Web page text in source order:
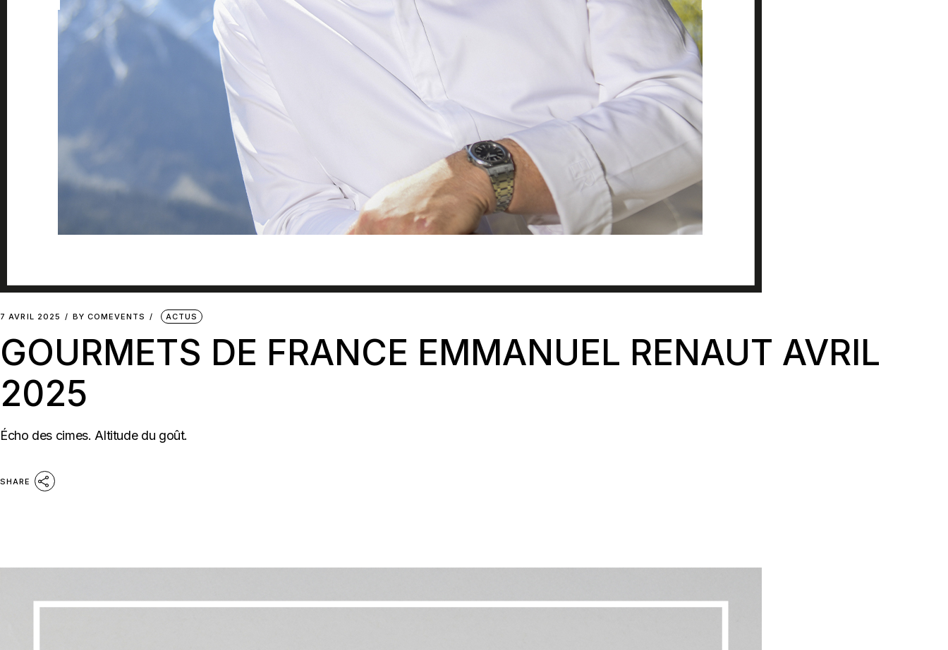
7 AVRIL 2025 BY COMEVENTS ACTUS
GOURMETS DE FRANCE EMMANUEL RENAUT AVRIL
2025
Écho des cimes. Altitude du goût.
SHARE